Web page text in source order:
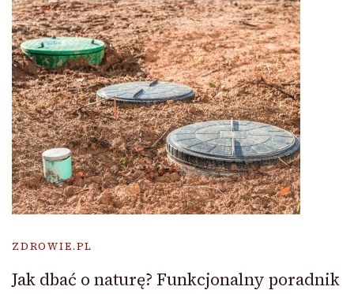
ZDROWIE.PL
Jak dbać o naturę? Funkcjonalny poradnik